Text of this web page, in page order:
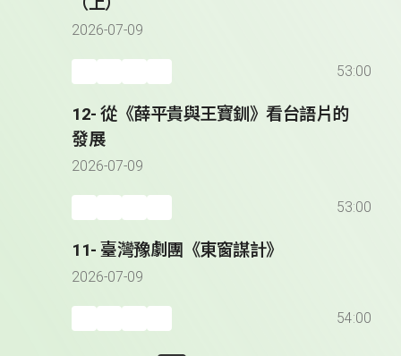
2026-07-09
53:00
12- 從《薛平貴與王寶釧》看台語片的
發展
2026-07-09
53:00
11- 臺灣豫劇團《東窗謀計》
2026-07-09
54:00